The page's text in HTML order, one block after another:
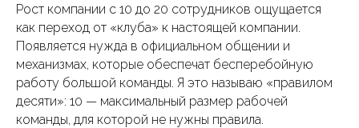
Рост компании с 10 до 20 сотрудников ощущается
как переход от «клуба» к настоящей компании.
Появляется нужда в официальном общении и
механизмах, которые обеспечат бесперебойную
работу большой команды. Я это называю «правилом
десяти»: 10 — максимальный размер рабочей
команды, для которой не нужны правила.